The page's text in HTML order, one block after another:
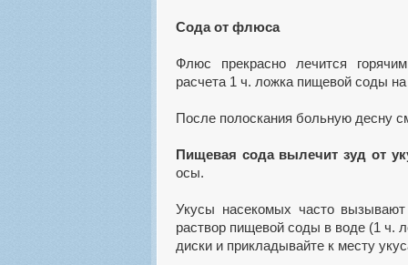
Сода от флюса
Флюс прекрасно лечится
расчета 1 ч. ложка пищевой соды
После полоскания больную десну
Пищевая сода вылечит зуд от
осы.
Укусы насекомых часто
раствор пищевой соды в воде (1 ч.
диски и прикладывайте к месту